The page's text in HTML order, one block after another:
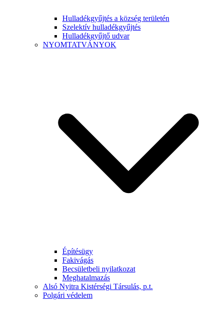
Hulladékgyűjtés a község területén
Szelektív hulladékgyűjtés
Hulladékgyűjtő udvar
NYOMTATVÁNYOK
Építésügy
Fakivágás
Becsületbeli nyilatkozat
Meghatalmazás
Alsó Nyitra Kistérségi Társulás, p.t.
Polgári védelem